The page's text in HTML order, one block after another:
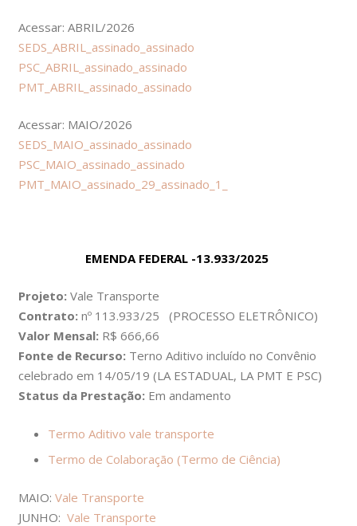
Acessar: ABRIL/2026
SEDS_ABRIL_assinado_assinado
PSC_ABRIL_assinado_assinado
PMT_ABRIL_assinado_assinado
Acessar: MAIO/2026
SEDS_MAIO_assinado_assinado
PSC_MAIO_assinado_assinado
PMT_MAIO_assinado_29_assinado_1_
EMENDA FEDERAL -13.933/2025
Projeto: Vale Transporte
Contrato: nº 113.933/25 (PROCESSO ELETRÔNICO)
Valor Mensal: R$ 666,66
Fonte de Recurso: Terno Aditivo incluído no Convênio
celebrado em 14/05/19 (LA ESTADUAL, LA PMT E PSC)
Status da Prestação: Em andamento
Termo Aditivo vale transporte
Termo de Colaboração (Termo de Ciência)
MAIO: Vale Transporte
JUNHO: Vale Transporte